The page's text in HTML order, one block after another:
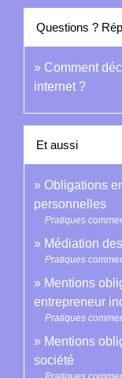
Questions ?
Comment
internet ?
Et aussi
Obligations
personnelles
Pratiques
Médiation
Pratiques
Mentions
entrepreneur
Pratiques
Mentions
société